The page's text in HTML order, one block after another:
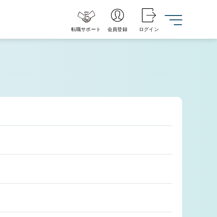
転職サポート 会員登録 ログイン